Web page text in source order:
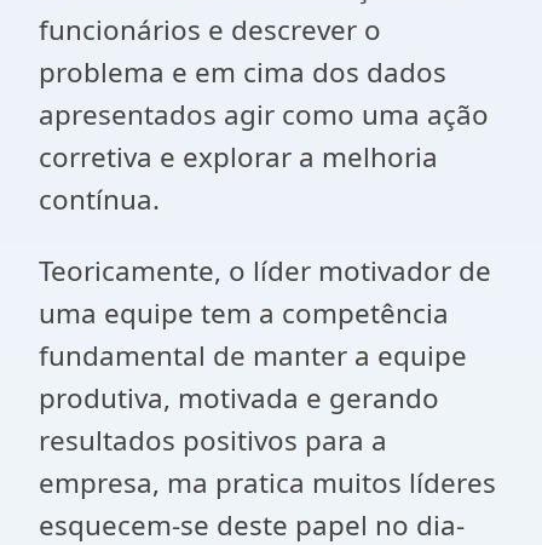
funcionários e descrever o
problema e em cima dos dados
apresentados agir como uma ação
corretiva e explorar a melhoria
contínua.
Teoricamente, o líder motivador de
uma equipe tem a competência
fundamental de manter a equipe
produtiva, motivada e gerando
resultados positivos para a
empresa, ma pratica muitos líderes
esquecem-se deste papel no dia-